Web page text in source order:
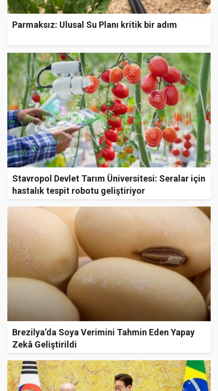
Parmaksız: Ulusal Su Planı kritik bir adım
Stavropol Devlet Tarım Üniversitesi: Seralar için
hastalık tespit robotu geliştiriyor
Brezilya’da Soya Verimini Tahmin Eden Yapay
Zekâ Geliştirildi